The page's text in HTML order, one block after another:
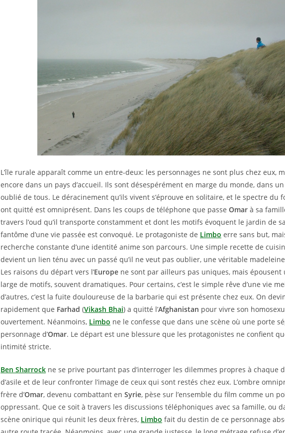
L’île rurale apparaît comme un entre-deux: les personnages ne sont plus chez eux,
encore dans un pays d’accueil. Ils sont désespérément en marge du monde, dans
oublié de tous. Le déracinement qu’ils vivent s’éprouve en solitaire, et le spectre du
ont quitté est omniprésent. Dans les coups de téléphone que passe Omar à sa
travers l’oud qu’il transporte constamment et dont les motifs évoquent le jardin de
fantôme d’une vie passée est convoqué. Le protagoniste de Limbo erre sans but,
recherche constante d’une identité anime son parcours. Une simple recette de
devient un lien ténu avec un passé qu’il ne veut pas oublier, une véritable
Les raisons du départ vers l’Europe ne sont par ailleurs pas uniques, mais épousent
large de motifs, souvent dramatiques. Pour certains, c’est le simple rêve d’une vie
d’autres, c’est la fuite douloureuse de la barbarie qui est présente chez eux. On
rapidement que Farhad (Vikash Bhai) a quitté l’Afghanistan pour vivre son
ouvertement. Néanmoins, Limbo ne le confesse que dans une scène où une porte
personnage d’Omar. Le départ est une blessure que les protagonistes ne confient
intimité stricte.
Ben Sharrock ne se prive pourtant pas d’interroger les dilemmes propres à chaque
d’asile et de leur confronter l’image de ceux qui sont restés chez eux. L’ombre
frère d’Omar, devenu combattant en Syrie, pèse sur l’ensemble du film comme un
oppressant. Que ce soit à travers les discussions téléphoniques avec sa famille, ou
scène onirique qui réunit les deux frères, Limbo fait du destin de ce personnage